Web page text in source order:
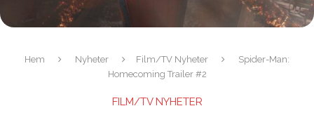
Hem Nyheter Film/TV Nyheter
Spider-Man:
Homecoming Trailer #2
FILM/TV NYHETER